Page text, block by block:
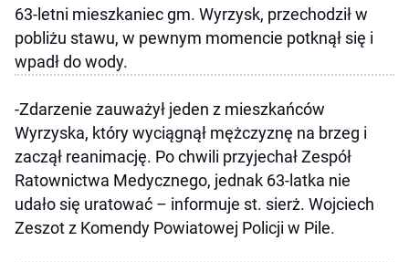
63-letni mieszkaniec gm. Wyrzysk, przechodził w
pobliżu stawu, w pewnym momencie potknął się i
wpadł do wody.
-Zdarzenie zauważył jeden z mieszkańców
Wyrzyska, który wyciągnął mężczyznę na brzeg i
zaczął reanimację. Po chwili przyjechał Zespół
Ratownictwa Medycznego, jednak 63-latka nie
udało się uratować – informuje st. sierż. Wojciech
Zeszot z Komendy Powiatowej Policji w Pile.